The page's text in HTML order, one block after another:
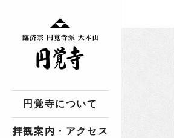
円覚寺について
拝観案内・アクセス